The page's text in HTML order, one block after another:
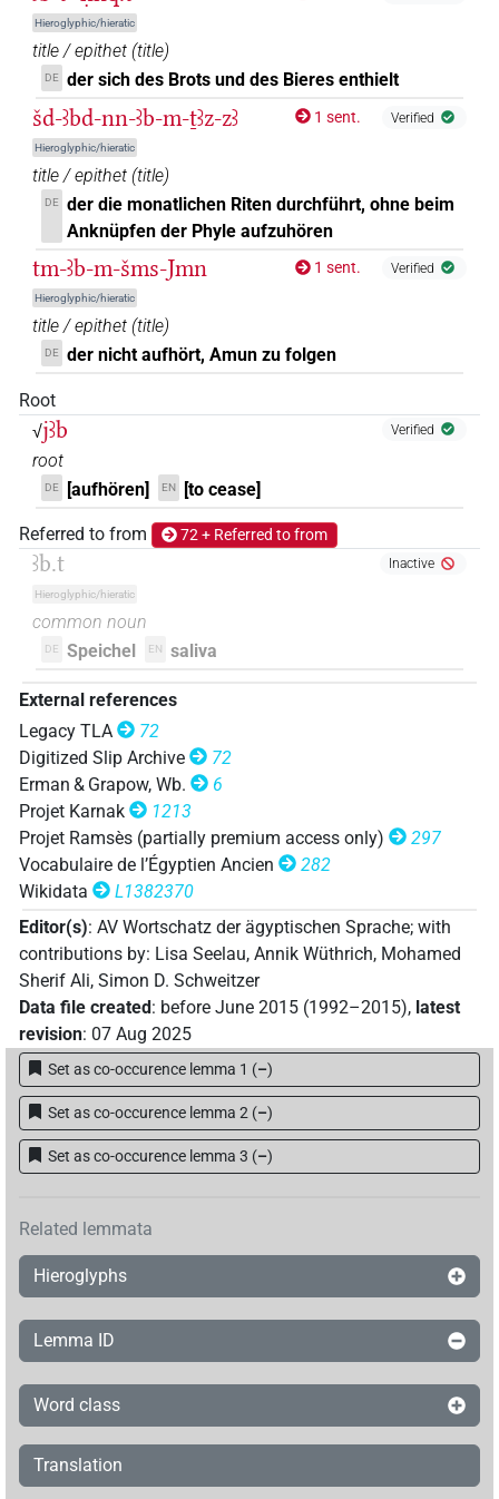
V\tam.act:stpr (1 )
𓋁𓄹 | 1× V\inf (1)
𓋁𓈗𓈘𓏤𓈇 | 1× V\tam.act
𓋁𓏛 | 2× V\inf
𓋁𓏤𓏛 | 1× V\tam.act:stpr (1)
𓋁𓏯 | 1× V\advz
𓋁𓏯𓈖 | 1× V\tam.act-ant
𓍋var
𓍋𓂻𓃀
𓍋𓃀 (1)
𓍋𓃀𓀁
𓍋𓃀𓁶
𓍋𓃀𓂻
𓍋𓃀𓅱𓂻 | 2×
𓍋𓃀𓇳𓅱𓀁 | 1× V(infl. unedited)
𓍋𓃀𓏭𓂻𓏏𓏲 | 1× V\inf:stpr )
𓨠𓃀𓅱 | 1× V\inf (
𔄫 | 1× V\inf (1)
𔄫𓃀 | 5× V\inf (1,2,3,4,5
𔄯 | 1× V\tam.act:stpr
𔊷𓂻𓃀 | 1× V\inf (1)
R77 | 1× V(infl. unedited) ( 1)
US9R15AVARA 𓃀
[]𓃀[] | 1× V\inf (1)
[]𓃀𓅱𓀁
𓋁 | 1× V\advz (1)
𓋁𓃀𓏏𓏛
Hieroglyphic/hieratic
title / epithet (title)
DE der sich des Brots und des Bieres enthielt
šd-ꜣbd-nn-ꜣb-m-ṯꜣz-zꜣ
Hieroglyphic/hieratic
1 sent. Verified
title / epithet (title)
DE der die monatlichen Riten durchführt, ohne beim
Anknüpfen der Phyle aufzuhören
tm-ꜣb-m-šms-Jmn
Hieroglyphic/hieratic
1 sent. Verified
title / epithet (title)
DE der nicht aufhört, Amun zu folgen
Root
√jꜣb Verified
root
DE [aufhören] EN [to cease]
Referred to from 72 + Referred to from
ꜣb.t
Hieroglyphic/hieratic
Inactive
common noun
DE Speichel EN saliva
External references
Legacy TLA
72
Digitized Slip Archive
72
Erman & Grapow, Wb.
6
Projet Karnak
1213
Projet Ramsès (partially premium access only)
297
Vocabulaire de l’Égyptien Ancien
282
Wikidata
L1382370
Editor(s): AV Wortschatz der ägyptischen Sprache; with
contributions by: Lisa Seelau, Annik Wüthrich, Mohamed
Sherif Ali, Simon D. Schweitzer
Data file created: before June 2015 (1992–2015), latest
revision: 07 Aug 2025
Set as co-occurence lemma 1 (–)
Set as co-occurence lemma 2 (–)
Set as co-occurence lemma 3 (–)
Related lemmata
Hieroglyphs
Lemma ID
Word class
Translation